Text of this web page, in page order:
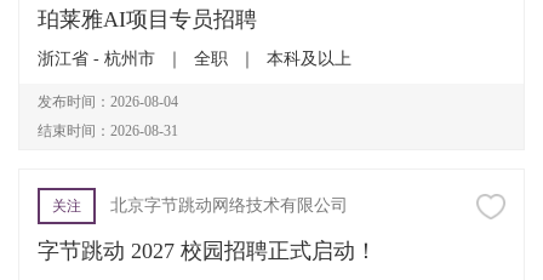
珀莱雅AI项目专员招聘
浙江省 - 杭州市 全职 本科及以上
发布时间：2026-08-04
结束时间：2026-08-31
关注 北京字节跳动网络技术有限公司
字节跳动 2027 校园招聘正式启动！